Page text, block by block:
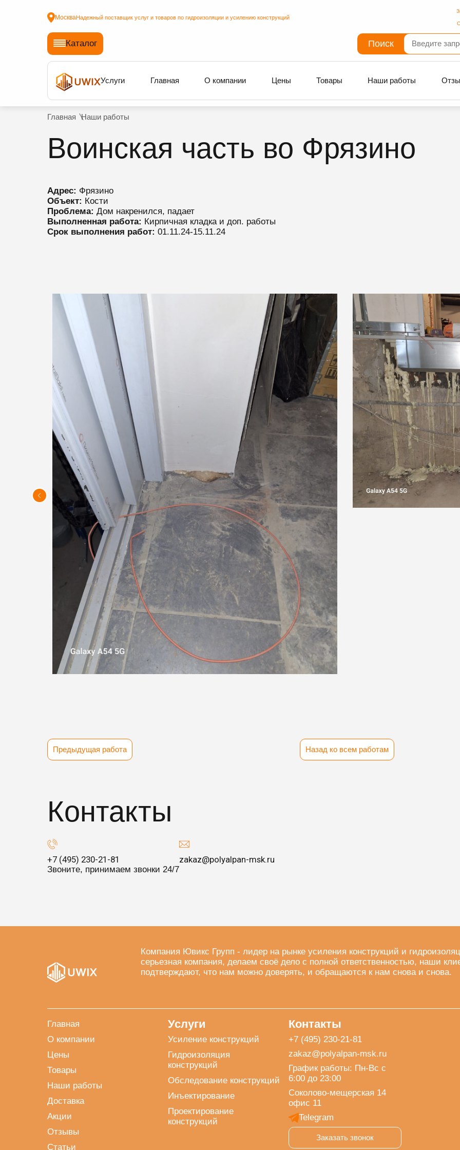
МоскваНадежный поставщик услуг и товаров по гидроизоляции и усилению конструкций
Каталог Поиск
Услуги Главная О компании Цены Товары Наши работы
Главная Наши работы
Воинская часть во Фрязино
Адрес: Фрязино
Объект: Кости
Проблема: Дом накренился, падает
Выполненная работа: Кирпичная кладка и доп. работы
Срок выполнения работ: 01.11.24-15.11.24
Предыдущая работа Назад ко всем работам
Контакты
+7 (495) 230-21-81
Звоните, принимаем звонки 24/7
zakaz@polyalpan-msk.ru
Компания Ювикс Групп - лидер на рынке усиления конструкций и
серьезная компания, делаем своё дело с полной ответственностью, наши
подтверждают, что нам можно доверять, и обращаются к нам снова и снова.
Главная
О компании
Цены
Товары
Наши работы
Доставка
Акции
Отзывы
Статьи
Услуги
Усиление конструкций
Гидроизоляция
конструкций
Обследование конструкций
Инъектирование
Проектирование
конструкций
Контакты
+7 (495) 230-21-81
zakaz@polyalpan-msk.ru
График работы: Пн-Вс с
6:00 до 23:00
Соколово-мещерская 14
офис 11
Telegram
Заказать звонок